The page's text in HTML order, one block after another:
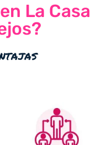
La Casa